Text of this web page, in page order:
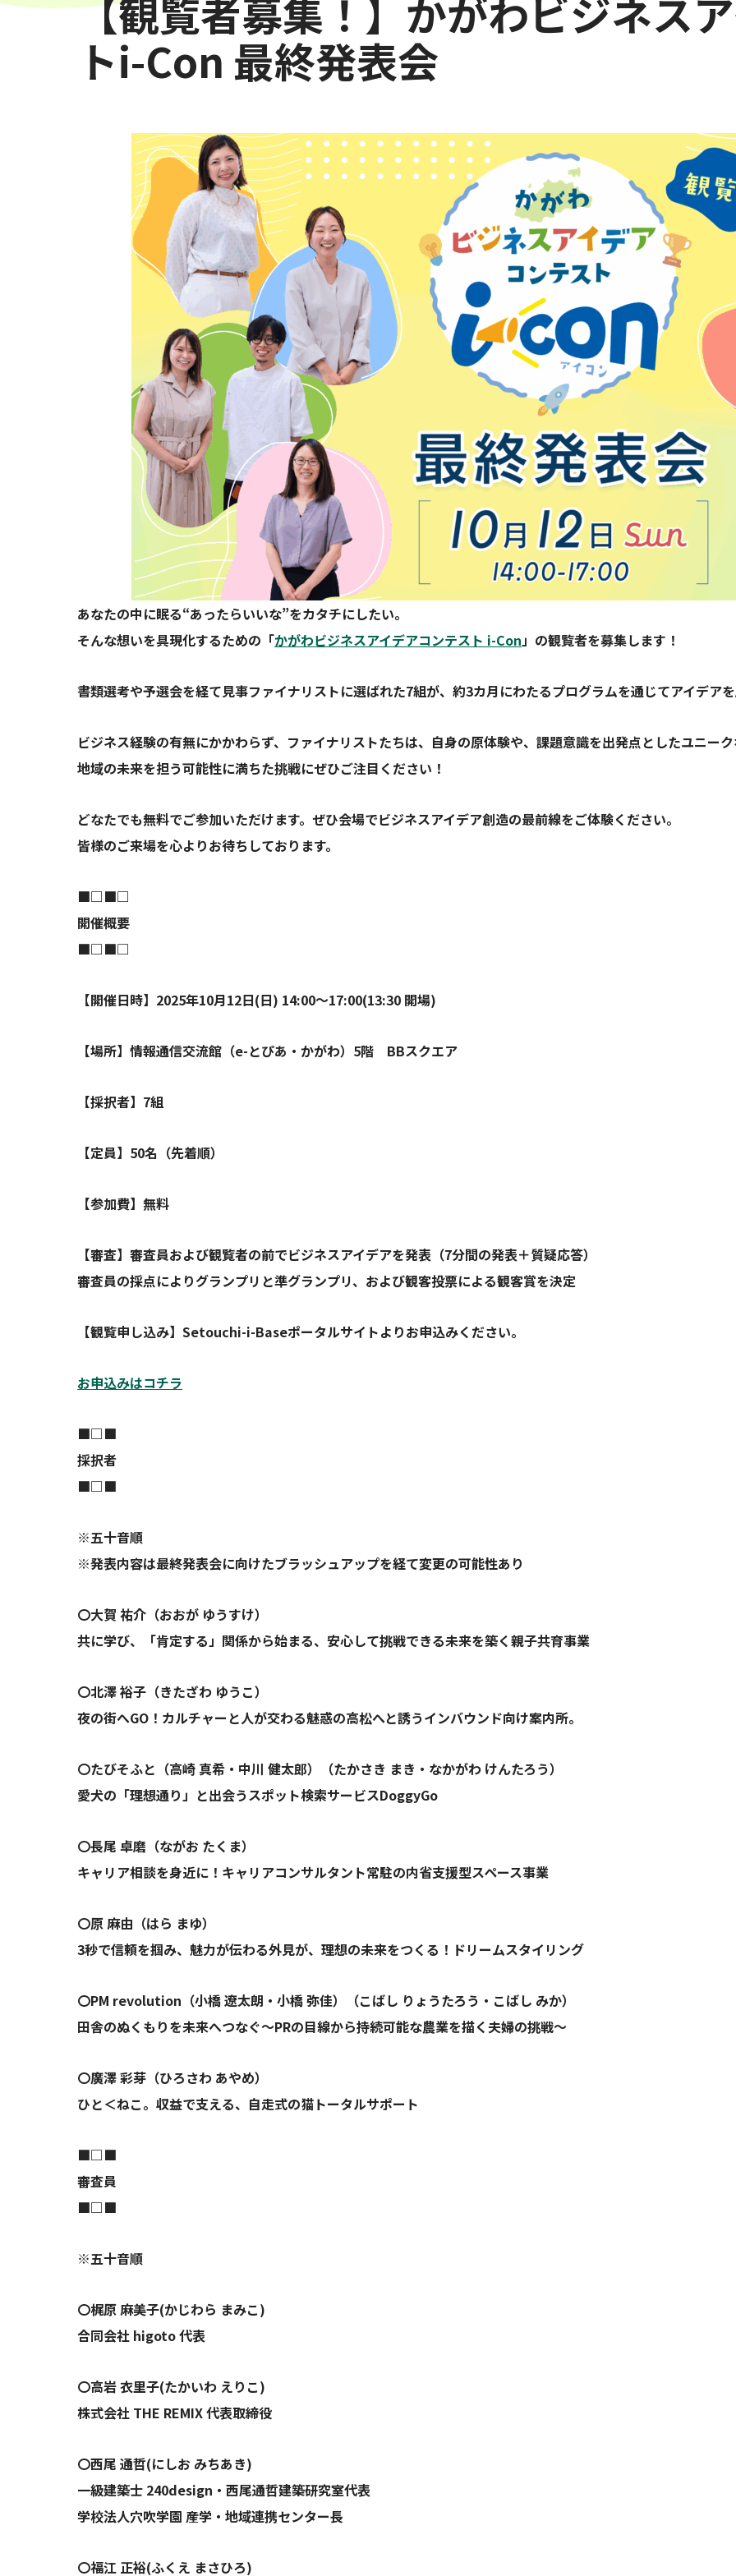
【観覧者募集！】かがわビジネス
トi-Con 最終発表会
あなたの中に眠る“あったらいいな”をカタチにしたい。
そんな想いを具現化するための「かがわビジネスアイデアコンテスト i-Con」の観覧者を募集します！
書類選考や予選会を経て見事ファイナリストに選ばれた7組が、約3カ月にわたるプログラムを通じてアイデアを
ビジネス経験の有無にかかわらず、ファイナリストたちは、自身の原体験や、課題意識を出発点としたユニーク
地域の未来を担う可能性に満ちた挑戦にぜひご注目ください！
どなたでも無料でご参加いただけます。ぜひ会場でビジネスアイデア創造の最前線をご体験ください。
皆様のご来場を心よりお待ちしております。
■□■□
開催概要
■□■□
【開催日時】2025年10月12日(日) 14:00〜17:00(13:30 開場)
【場所】情報通信交流館（e-とぴあ・かがわ）5階 BBスクエア
【採択者】7組
【定員】50名（先着順）
【参加費】無料
【審査】審査員および観覧者の前でビジネスアイデアを発表（7分間の発表＋質疑応答）
審査員の採点によりグランプリと準グランプリ、および観客投票による観客賞を決定
【観覧申し込み】Setouchi-i-Baseポータルサイトよりお申込みください。
お申込みはコチラ
■□■
採択者
■□■
※五十音順
※発表内容は最終発表会に向けたブラッシュアップを経て変更の可能性あり
〇大賀 祐介（おおが ゆうすけ）
共に学び、「肯定する」関係から始まる、安心して挑戦できる未来を築く親子共育事業
〇北澤 裕子（きたざわ ゆうこ）
夜の街へGO！カルチャーと人が交わる魅惑の高松へと誘うインバウンド向け案内所。
〇たびそふと（高崎 真希・中川 健太郎）（たかさき まき・なかがわ けんたろう）
愛犬の「理想通り」と出会うスポット検索サービスDoggyGo
〇長尾 卓磨（ながお たくま）
キャリア相談を身近に！キャリアコンサルタント常駐の内省支援型スペース事業
〇原 麻由（はら まゆ）
3秒で信頼を掴み、魅力が伝わる外見が、理想の未来をつくる！ドリームスタイリング
〇PM revolution（小橋 遼太朗・小橋 弥佳）（こばし りょうたろう・こばし みか）
田舎のぬくもりを未来へつなぐ～PRの目線から持続可能な農業を描く夫婦の挑戦～
〇廣澤 彩芽（ひろさわ あやめ）
ひと＜ねこ。収益で支える、自走式の猫トータルサポート
■□■
審査員
■□■
※五十音順
〇梶原 麻美子(かじわら まみこ)
合同会社 higoto 代表
〇高岩 衣里子(たかいわ えりこ)
株式会社 THE REMIX 代表取締役
〇西尾 通哲(にしお みちあき)
一級建築士 240design・西尾通哲建築研究室代表
学校法人穴吹学園 産学・地域連携センター長
〇福江 正裕(ふくえ まさひろ)